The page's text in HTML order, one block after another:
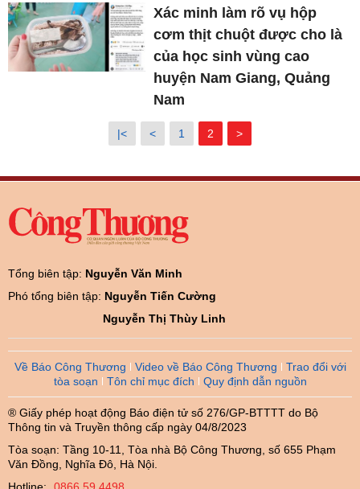
Xác minh làm rõ vụ hộp
cơm thịt chuột được cho là
của học sinh vùng cao
huyện Nam Giang, Quảng
Nam
|< < 1 2 >
Tổng biên tập: Nguyễn Văn Minh
Phó tổng biên tập: Nguyễn Tiến Cường
Nguyễn Thị Thùy Linh
Về Báo Công Thương Video về Báo Công Thương
Trao đổi với
tòa soạn
Tôn chỉ mục đích Quy định dẫn nguồn
® Giấy phép hoạt động Báo điện tử số 276/GP-BTTTT do Bộ
Thông tin và Truyền thông cấp ngày 04/8/2023
Tòa soạn: Tầng 10-11, Tòa nhà Bộ Công Thương, số 655 Phạm
Văn Đồng, Nghĩa Đô, Hà Nội.
Hotline:
0866.59.4498